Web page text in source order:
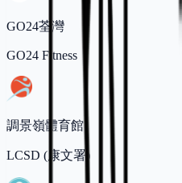
GO24荃灣
GO24 Fitness
調景嶺體育館
LCSD (康文署)